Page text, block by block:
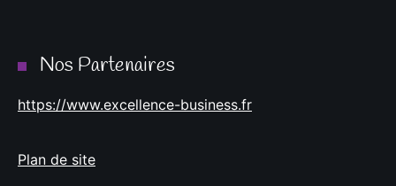
Nos Partenaires
https://www.excellence-business.fr
Plan de site